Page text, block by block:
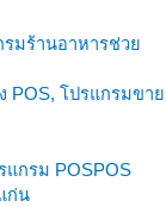
มร้านอาหารช่วย
ก่น